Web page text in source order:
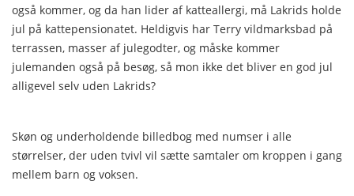
også kommer, og da han lider af katteallergi, må Lakrids holde
jul på kattepensionatet. Heldigvis har Terry vildmarksbad på
terrassen, masser af julegodter, og måske kommer
julemanden også på besøg, så mon ikke det bliver en god jul
alligevel selv uden Lakrids?
Skøn og underholdende billedbog med numser i alle
størrelser, der uden tvivl vil sætte samtaler om kroppen i gang
mellem barn og voksen.